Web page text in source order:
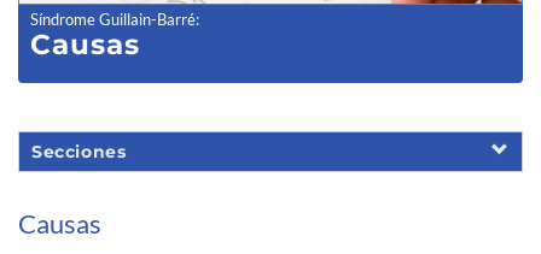
Síndrome Guillain-Barré:
Causas
Secciones
Causas